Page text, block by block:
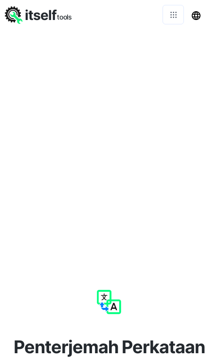
Penterjemah Perkataan
itselftools